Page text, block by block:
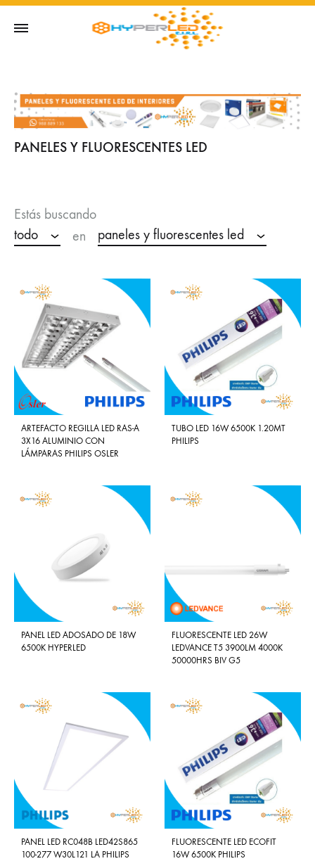
PANELES Y FLUORESCENTES LED
Estás buscando
todo
en paneles y fluorescentes led
ARTEFACTO REGILLA LED RAS-A
3X16 ALUMINIO CON
LÁMPARAS PHILIPS OSLER
TUBO LED 16W 6500K 1.20MT
PHILIPS
PANEL LED ADOSADO DE 18W
6500K HYPERLED
FLUORESCENTE LED 26W
LEDVANCE T5 3900LM 4000K
50000HRS BIV G5
PANEL LED RC048B LED42S865
100-277 W30L121 LA PHILIPS
FLUORESCENTE LED ECOFIT
16W 6500K PHILIPS